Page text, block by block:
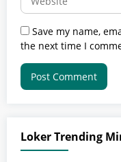
Save my name,
the next time I
Loker Trending